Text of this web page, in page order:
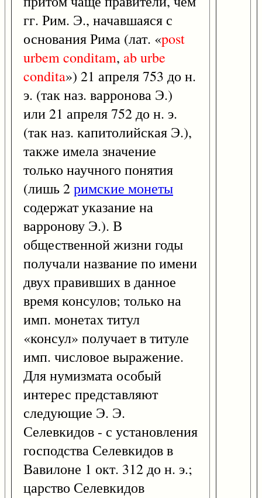
гг. Рим. Э., начавшаяся с
основания Рима (лат. «post
urbemconditam, aburbe
condita») 21 апреля 753 до н.
э. (так наз. варронова Э.)
или 21 апреля 752 до н. э.
(так наз. капитолийская Э.),
также имела значение
только научного понятия
(лишь 2римские монеты
содержат указание на
варронову Э.). В
общественной жизни годы
получали название по имени
двух правивших в данное
время консулов; только на
имп. монетах титул
«консул» получает в титуле
имп. числовое выражение.
Для нумизмата особый
интерес представляют
следующие Э. Э.
Селевкидов - с установления
господства Селевкидов в
Вавилоне 1 окт. 312 до н. э.;
царство Селевкидов